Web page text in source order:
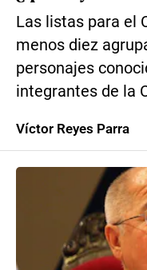
Las listas para el
menos diez
personajes
integrantes de la
Víctor Reyes Parra